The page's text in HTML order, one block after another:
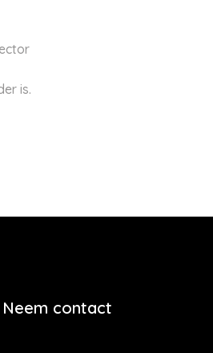
is.
Neem contact